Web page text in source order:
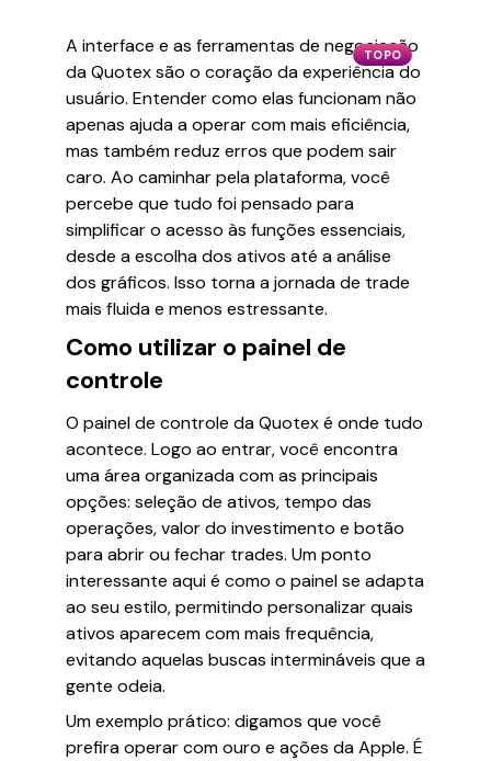
TOPO
A interface e as ferramentas de negociação
da Quotex são o coração da experiência do
usuário. Entender como elas funcionam não
apenas ajuda a operar com mais eficiência,
mas também reduz erros que podem sair
caro. Ao caminhar pela plataforma, você
percebe que tudo foi pensado para
simplificar o acesso às funções essenciais,
desde a escolha dos ativos até a análise
dos gráficos. Isso torna a jornada de trade
mais fluida e menos estressante.
Como utilizar o painel de
controle
O painel de controle da Quotex é onde tudo
acontece. Logo ao entrar, você encontra
uma área organizada com as principais
opções: seleção de ativos, tempo das
operações, valor do investimento e botão
para abrir ou fechar trades. Um ponto
interessante aqui é como o painel se adapta
ao seu estilo, permitindo personalizar quais
ativos aparecem com mais frequência,
evitando aquelas buscas intermináveis que a
gente odeia.
Um exemplo prático: digamos que você
prefira operar com ouro e ações da Apple. É